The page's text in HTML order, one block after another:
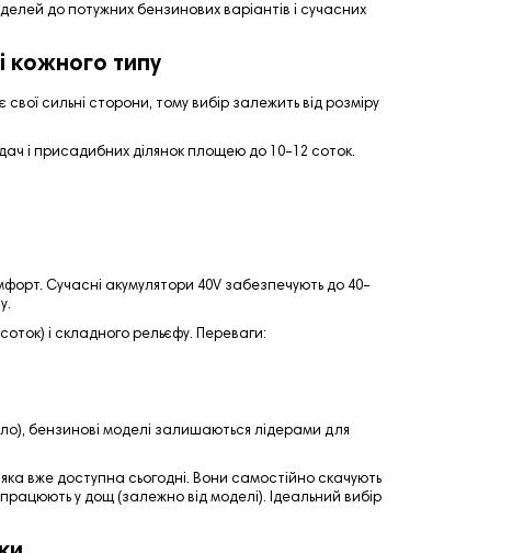
до потужних бензинових варіантів і сучасних
кожного типу
сильні сторони, тому вибір залежить від розміру
і присадибних ділянок площею до 10–12 соток.
Сучасні акумулятори 40V забезпечують до 40–
і складного рельєфу. Переваги:
бензинові моделі залишаються лідерами для
вже доступна сьогодні. Вони самостійно скачують
у дощ (залежно від моделі). Ідеальний вибір